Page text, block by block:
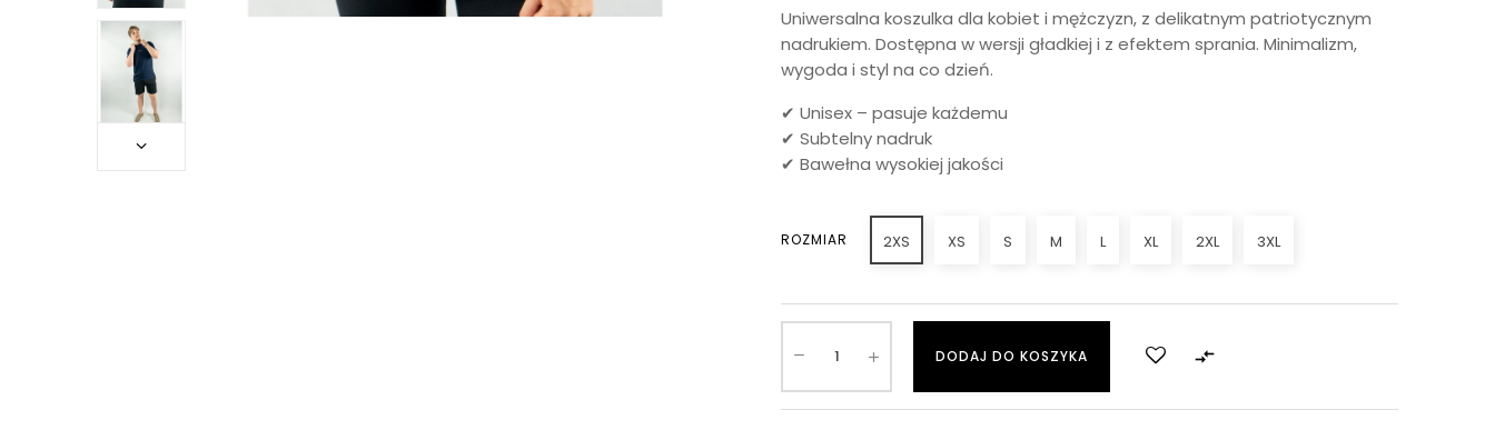
Uniwersalna koszulka dla kobiet i mężczyzn, z delikatnym patriotycznym
nadrukiem. Dostępna w wersji gładkiej i z efektem sprania. Minimalizm,
wygoda i styl na co dzień.
✔ Unisex – pasuje każdemu
✔ Subtelny nadruk
✔ Bawełna wysokiej jakości
ROZMIAR 2XS XS S M L XL 2XL 3XL
DODAJ DO KOSZYKA 